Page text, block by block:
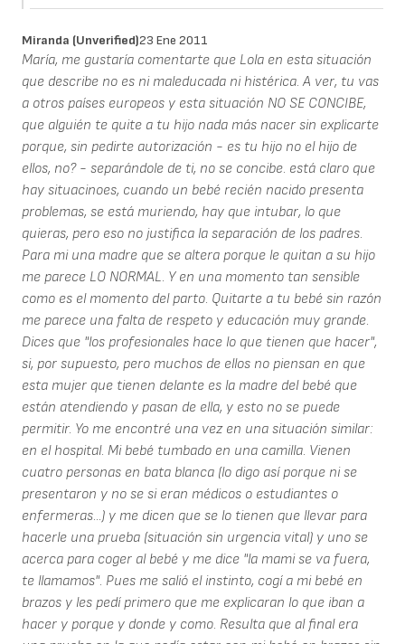
Miranda (unverified)23 Ene 2011
María, me gustaría comentarte que Lola en esta situación
que describe no es ni maleducada ni histérica. A ver, tu vas
a otros países europeos y esta situación NO SE CONCIBE,
que alguién te quite a tu hijo nada más nacer sin explicarte
porque, sin pedirte autorización - es tu hijo no el hijo de
ellos, no? - separándole de ti, no se concibe. está claro que
hay situacinoes, cuando un bebé recién nacido presenta
problemas, se está muriendo, hay que intubar, lo que
quieras, pero eso no justifica la separación de los padres.
Para mi una madre que se altera porque le quitan a su hijo
me parece LO NORMAL. Y en una momento tan sensible
como es el momento del parto. Quitarte a tu bebé sin razón
me parece una falta de respeto y educación muy grande.
Dices que "los profesionales hace lo que tienen que hacer",
si, por supuesto, pero muchos de ellos no piensan en que
esta mujer que tienen delante es la madre del bebé que
están atendiendo y pasan de ella, y esto no se puede
permitir. Yo me encontré una vez en una situación similar:
en el hospital. Mi bebé tumbado en una camilla. Vienen
cuatro personas en bata blanca (lo digo así porque ni se
presentaron y no se si eran médicos o estudiantes o
enfermeras...) y me dicen que se lo tienen que llevar para
hacerle una prueba (situación sin urgencia vital) y uno se
acerca para coger al bebé y me dice "la mami se va fuera,
te llamamos". Pues me salió el instinto, cogí a mi bebé en
brazos y les pedí primero que me explicaran lo que iban a
hacer y porque y donde y como. Resulta que al final era